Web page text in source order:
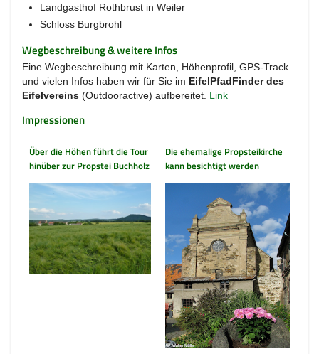
Landgasthof Rothbrust in Weiler
Schloss Burgbrohl
Wegbeschreibung & weitere Infos
Eine Wegbeschreibung mit Karten, Höhenprofil, GPS-Track
und vielen Infos haben wir für Sie im EifelPfadFinder des
Eifelvereins (Outdooractive) aufbereitet. Link
Impressionen
Über die Höhen führt die Tour
hinüber zur Propstei Buchholz
Die ehemalige Propsteikirche
kann besichtigt werden